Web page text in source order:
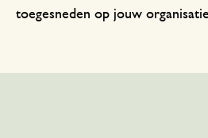
toegesneden op jouw